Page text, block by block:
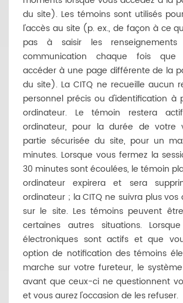
du site). Les témoins sont utilisés
l'accès au site (p. ex., de façon à ce
pas à saisir les
communication chaque fois que
accéder à une page différente de la
du site). La CITQ ne recueille aucun
personnel précis ou d'identification à
ordinateur. Le témoin restera
ordinateur, pour la durée de votre
partie sécurisée du site, pour un
minutes. Lorsque vous fermez la
30 minutes sont écoulées, le témoin
ordinateur expirera et sera
ordinateur ; la CITQ ne suivra plus
sur le site. Les témoins peuvent
certaines autres situations.
électroniques sont actifs et que
option de notification des témoins
marche sur votre fureteur, le
avant que ceux-ci ne questionnent
et vous aurez l'occasion de les refuser.